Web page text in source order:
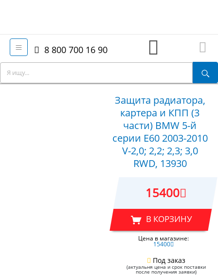
8 800 700 16 90
Защита радиатора,
картера и КПП (3
части) BMW 5-й
серии E60 2003-2010
V-2,0; 2,2; 2,3; 3,0
RWD, 13930
15400
В КОРЗИНУ
Цена в магазине:
15400
Под заказ
(актуальня цена и срок поставки
после получения заявки)